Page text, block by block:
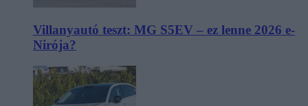
Villanyautó teszt: MG S5EV – ez lenne 2026 e-
Nirója?